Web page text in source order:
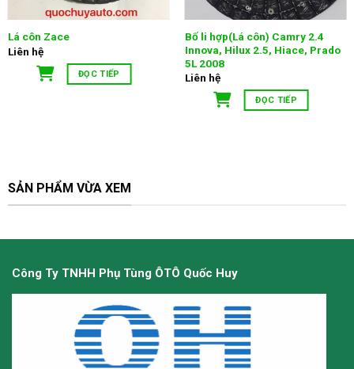
Lá côn Zace
Liên hệ
ĐỌC TIẾP
Bố li hợp(Lá côn) Camry 2.4
Innova, Hilux 2.5, Hiace, Prado
5L 2008
Liên hệ
ĐỌC TIẾP
SẢN PHẨM VỪA XEM
Công Ty TNHH Phụ Tùng ÔTÔ Quốc Huy